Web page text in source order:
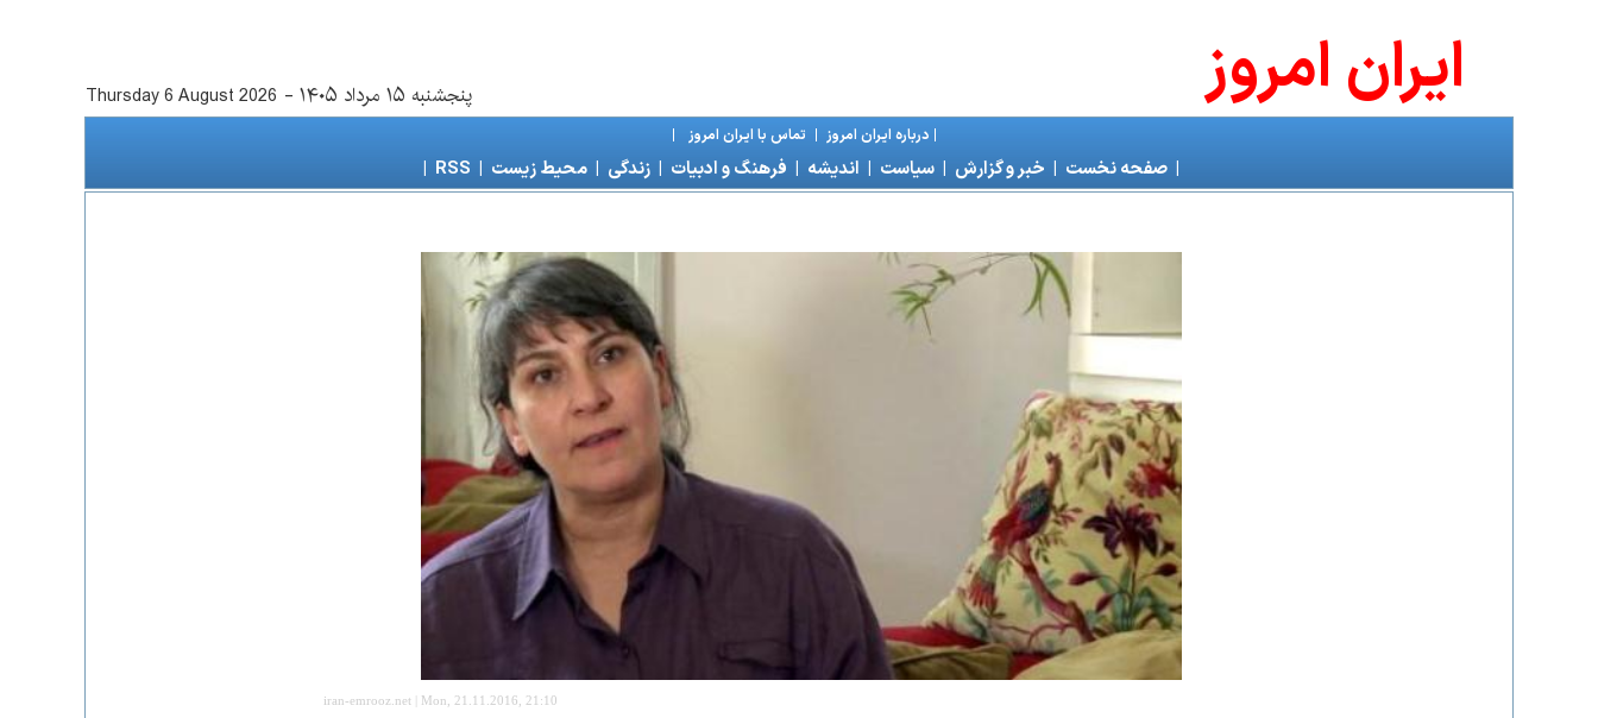
پنجشنبه ۱۵ مرداد ۱۴۰۵ -
Thursday 6 August 2026 ايران امروز
|درباره ايران امروز | تماس با ايران امروز |
| صفحه نخست | خبر و گزارش | سياست | انديشه | فرهنگ و ادبيات | زندگی | محیط زیست |
RSS
|
iran-emrooz.net | Mon, 21.11.2016, 21:10